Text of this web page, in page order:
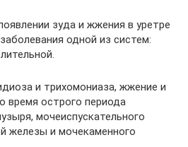
зуда и жжения в уретре
одной из систем:
и трихомониаза, жжение и
время острого периода
мочеиспускательного
железы и мочекаменного